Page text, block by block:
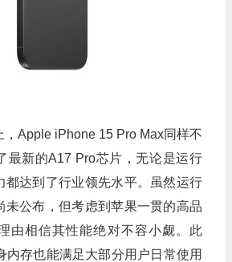
，Apple iPhone 15 Pro Max同样不
最新的A17 Pro芯片，无论是运行
都达到了行业领先水平。虽然运行
未公布，但考虑到苹果一贯的高品
由相信其性能绝对不容小觑。此
内存也能满足大部分用户日常使用